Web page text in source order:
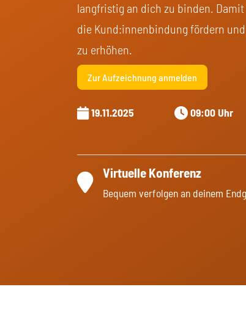
langfristig an dich zu binden.
die Kund:innenbindung fördern
zu erhöhen.
Zur Aufzeichnung anmelden
19.11.2025 09:00 Uhr
Virtuelle Konferenz
Bequem verfolgen an deinem